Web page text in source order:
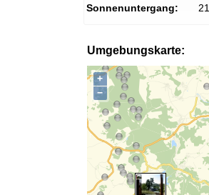
Sonnenuntergang:
Umgebungskarte:
+
−